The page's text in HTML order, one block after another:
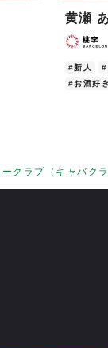
黄瀬
#新人
#お酒好
クラブ（キャバク